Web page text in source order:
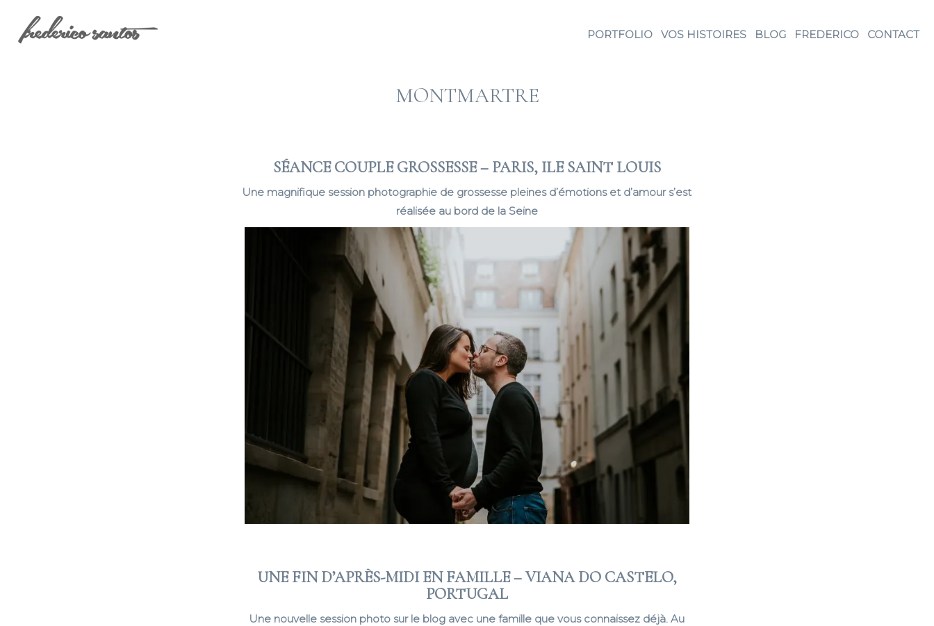
PORTFOLIO VOS HISTOIRES BLOG FREDERICO CONTACT
MONTMARTRE
SÉANCE COUPLE GROSSESSE – PARIS, ILE SAINT LOUIS
Une magnifique session photographie de grossesse pleines d’émotions et d’amour s’est
réalisée au bord de la Seine
UNE FIN D’APRÈS-MIDI EN FAMILLE – VIANA DO CASTELO,
PORTUGAL
Une nouvelle session photo sur le blog avec une famille que vous connaissez déjà. Au